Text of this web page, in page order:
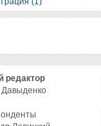
редактор
Давыденко